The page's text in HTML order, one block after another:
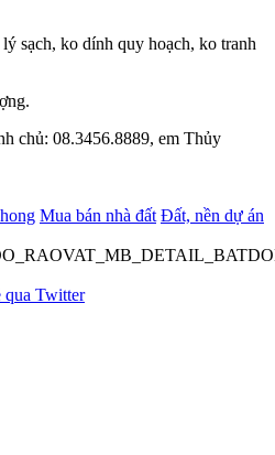
sạch, ko dính quy hoạch, ko tranh
chủ: 08.3456.8889, em Thủy
Mua bán nhà đất Đất, nền dự án
qua Twitter